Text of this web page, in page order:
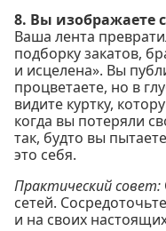
8. Вы изображаете
Ваша лента
подборку закатов,
и исцелена». Вы
процветаете, но в
видите куртку,
когда вы потеряли
так, будто вы
это себя.
Практический совет:
сетей.
и на своих